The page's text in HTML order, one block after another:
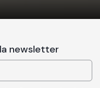
newsletter